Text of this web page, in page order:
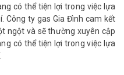
có thể tiện lợi trong việc lựa
Công ty gas Gia Đình cam kết
ngột và sẽ thường xuyên cập
có thể tiện lợi trong việc lựa